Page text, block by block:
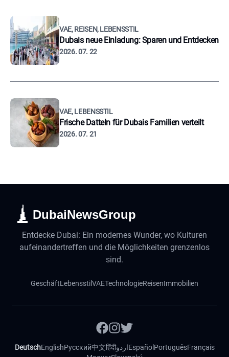
VAE, REISEN, LEBENSSTIL
Dubais neue Einladung: Sparen und Entdecken
2026. 07. 22
VAE, LEBENSSTIL
Frische Datteln für Dubais Familien verteilt
2026. 07. 21
DubaiNewsGroup
Entdecke Dubai: Ein modernes Wunder, wo Kulturen
aufeinandertreffen und die Möglichkeiten grenzenlos
sind.
GeschäftLebensstilVAETechnologieReisenImmobilien
DeutschEnglishРусский中文हिंदीاردوEspañol PortuguêsFrançais